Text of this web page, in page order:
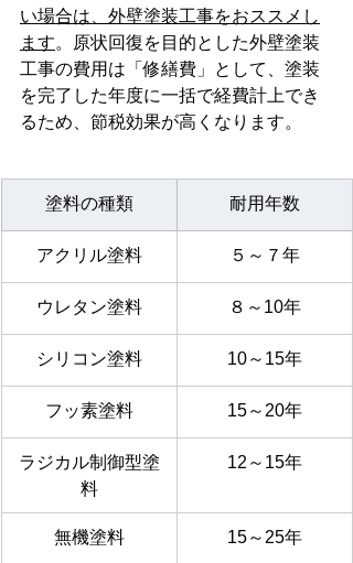
い場合は、外壁塗装工事をおススメし
ます。原状回復を目的とした外壁塗装
工事の費用は「修繕費」として、塗装
を完了した年度に一括で経費計上でき
るため、節税効果が高くなります。
塗料の種類 耐用年数
アクリル塗料 ５～７年
ウレタン塗料 ８～10年
シリコン塗料 10～15年
フッ素塗料 15～20年
ラジカル制御型塗
料
12～15年
無機塗料 15～25年